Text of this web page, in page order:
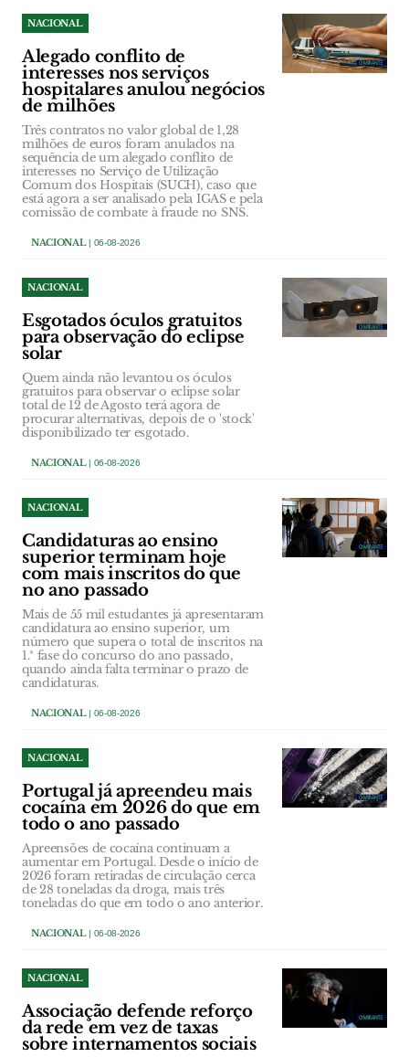
NACIONAL
Alegado conflito de
interesses nos serviços
hospitalares anulou negócios
de milhões
Três contratos no valor global de 1,28
milhões de euros foram anulados na
sequência de um alegado conflito de
interesses no Serviço de Utilização
Comum dos Hospitais (SUCH), caso que
está agora a ser analisado pela IGAS e pela
comissão de combate à fraude no SNS.
NACIONAL| 06-08-2026
NACIONAL
Esgotados óculos gratuitos
para observação do eclipse
solar
Quem ainda não levantou os óculos
gratuitos para observar o eclipse solar
total de 12 de Agosto terá agora de
procurar alternativas, depois de o 'stock'
disponibilizado ter esgotado.
NACIONAL| 06-08-2026
NACIONAL
Candidaturas ao ensino
superior terminam hoje
com mais inscritos do que
no ano passado
Mais de 55 mil estudantes já apresentaram
candidatura ao ensino superior, um
número que supera o total de inscritos na
1.ª fase do concurso do ano passado,
quando ainda falta terminar o prazo de
candidaturas.
NACIONAL| 06-08-2026
NACIONAL
Portugal já apreendeu mais
cocaína em 2026 do que em
todo o ano passado
Apreensões de cocaína continuam a
aumentar em Portugal. Desde o início de
2026 foram retiradas de circulação cerca
de 28 toneladas da droga, mais três
toneladas do que em todo o ano anterior.
NACIONAL| 06-08-2026
NACIONAL
Associação defende reforço
da rede em vez de taxas
sobre internamentos sociais